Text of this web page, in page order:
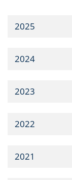
2025
2024
2023
2022
2021